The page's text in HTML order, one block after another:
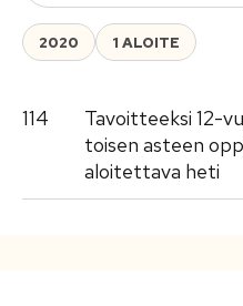
2020 1 ALOITE
114
Tavoitteeksi 12-
toisen asteen
aloitettava heti